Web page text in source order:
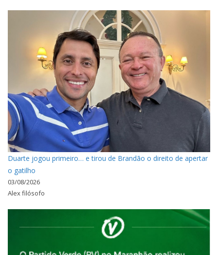
Duarte jogou primeiro… e tirou de Brandão o direito de apertar
o gatilho
03/08/2026
Alex filósofo